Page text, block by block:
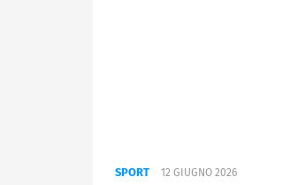
SPORT 12 GIUGNO 2026